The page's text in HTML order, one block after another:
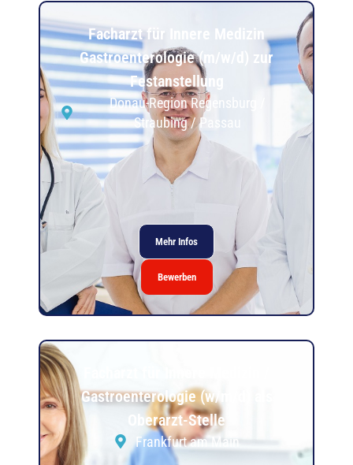
Facharzt für Innere Medizin
Gastroenterologie (m/w/d) zur
Festanstellung
Donau-Region Regensburg /
Straubing / Passau
Mehr Infos
Bewerben
Gastroenterologie (w/m/d) als
Oberarzt-Stelle
Frankfurt am Main